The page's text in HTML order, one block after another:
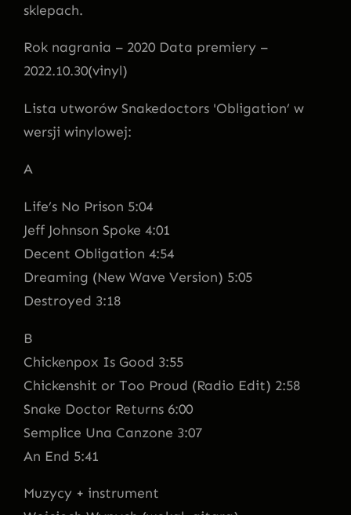
sklepach.
Rok nagrania – 2020 Data premiery –
2022.10.30(vinyl)
Lista utworów Snakedoctors 'Obligation’ w
wersji winylowej:
A
Life’s No Prison 5:04
Jeff Johnson Spoke 4:01
Decent Obligation 4:54
Dreaming (New Wave Version) 5:05
Destroyed 3:18
B
Chickenpox Is Good 3:55
Chickenshit or Too Proud (Radio Edit) 2:58
Snake Doctor Returns 6:00
Semplice Una Canzone 3:07
An End 5:41
Muzycy + instrument